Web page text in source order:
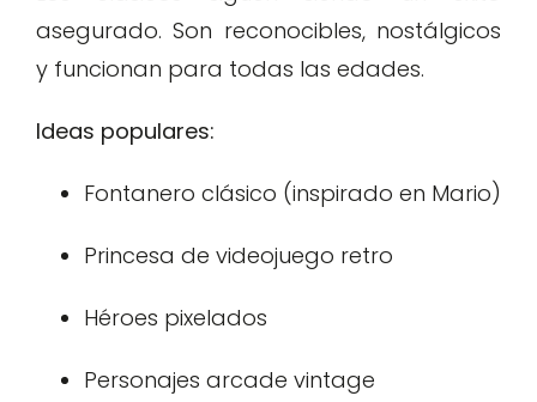
asegurado. Son reconocibles, nostálgicos
y funcionan para todas las edades.
Ideas populares:
Fontanero clásico (inspirado en Mario)
Princesa de videojuego retro
Héroes pixelados
Personajes arcade vintage